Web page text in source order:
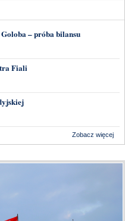
– próba bilansu
Fiali
Zobacz więcej